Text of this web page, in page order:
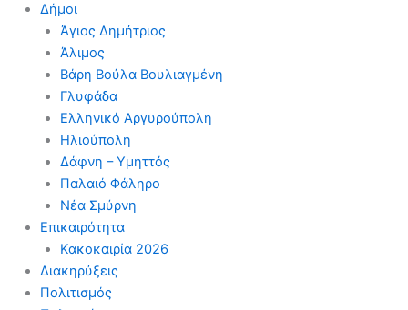
Δήμοι
Άγιος Δημήτριος
Άλιμος
Βάρη Βούλα Βουλιαγμένη
Γλυφάδα
Ελληνικό Αργυρούπολη
Ηλιούπολη
Δάφνη – Υμηττός
Παλαιό Φάληρο
Νέα Σμύρνη
Επικαιρότητα
Κακοκαιρία 2026
Διακηρύξεις
Πολιτισμός